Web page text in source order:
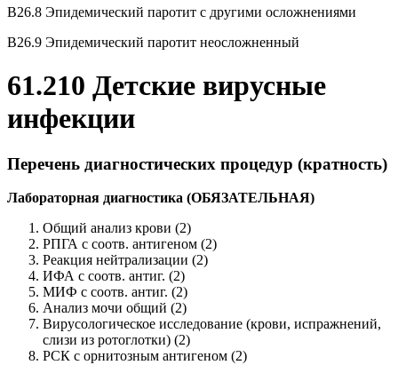
В26.8 Эпидемический паротит с другими осложнениями
В26.9 Эпидемический паротит неосложненный
61.210 Детские вирусные
инфекции
Перечень диагностических процедур (кратность)
Лабораторная диагностика (ОБЯЗАТЕЛЬНАЯ)
Общий анализ крови (2)
РПГА с соотв. антигеном (2)
Реакция нейтрализации (2)
ИФА с соотв. антиг. (2)
МИФ с соотв. антиг. (2)
Анализ мочи общий (2)
Вирусологическое исследование (крови, испражнений,
слизи из ротоглотки) (2)
РСК с орнитозным антигеном (2)